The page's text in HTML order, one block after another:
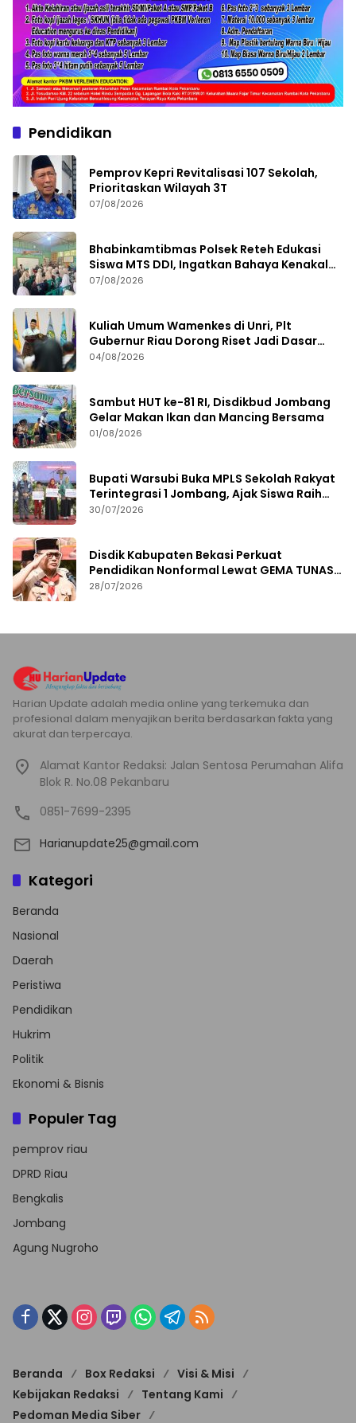
Pendidikan
Pemprov Kepri Revitalisasi 107 Sekolah,
Prioritaskan Wilayah 3T
07/08/2026
Bhabinkamtibmas Polsek Reteh Edukasi
Siswa MTS DDI, Ingatkan Bahaya Kenakalan
Remaja
07/08/2026
Kuliah Umum Wamenkes di Unri, Plt
Gubernur Riau Dorong Riset Jadi Dasar
Kebijakan Kesehatan
04/08/2026
Sambut HUT ke-81 RI, Disdikbud Jombang
Gelar Makan Ikan dan Mancing Bersama
01/08/2026
Bupati Warsubi Buka MPLS Sekolah Rakyat
Terintegrasi 1 Jombang, Ajak Siswa Raih
Prestasi
30/07/2026
Disdik Kabupaten Bekasi Perkuat
Pendidikan Nonformal Lewat GEMA TUNAS
2026
28/07/2026
Harian Update adalah media online yang terkemuka dan
profesional dalam menyajikan berita berdasarkan fakta yang
akurat dan terpercaya.
Alamat Kantor Redaksi: Jalan Sentosa Perumahan Alifa
Blok R. No.08 Pekanbaru
0851-7699-2395
Harianupdate25@gmail.com
Kategori
Beranda
Nasional
Daerah
Peristiwa
Pendidikan
Hukrim
Politik
Ekonomi & Bisnis
Populer Tag
pemprov riau
DPRD Riau
Bengkalis
Jombang
Agung Nugroho
Beranda Box Redaksi
Visi & Misi
Kebijakan Redaksi
Tentang Kami
Pedoman Media Siber